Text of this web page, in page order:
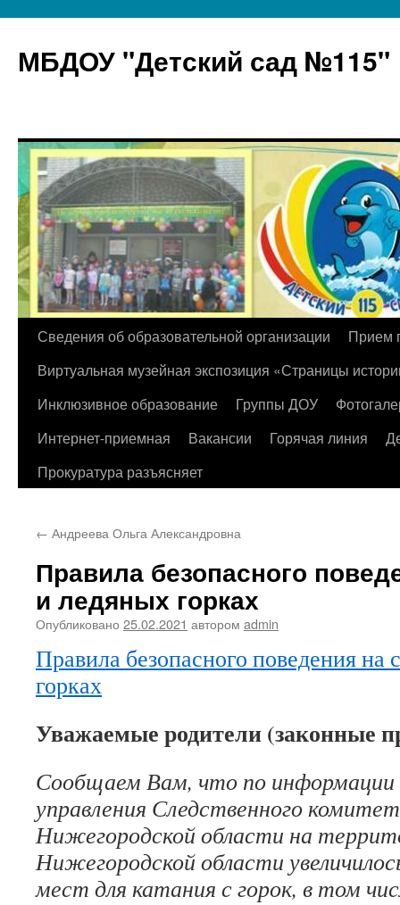
МБДОУ "Детский сад №115"
Перейти
содержимому
Сведения об образовательной организации
Прием
Виртуальная музейная экспозиция «Страницы
Инклюзивное образование
Группы ДОУ
Интернет-приемная
Вакансии Горячая линия
Прокуратура разъясняет
← Андреева Ольга Александровна
Правила безопасного
и ледяных горках
Опубликовано 25.02.2021 автором admin
Правила безопасного поведения
горках
Уважаемые родители (законные
Сообщаем Вам, что по информации
управления Следственного
Нижегородской области на
Нижегородской области
мест для катания с горок, в том